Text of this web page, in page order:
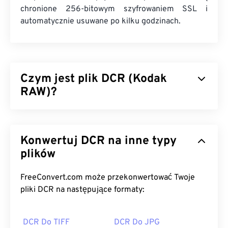
chronione 256-bitowym szyfrowaniem SSL i
automatycznie usuwane po kilku godzinach.
Czym jest plik DCR (Kodak
RAW)?
90. XX wieku, był częścią serii aparatówKodak
Digital Camera System (DCS)
Chociaż Kodak zakończył produkcję aparatów DCS
w 2005 roku, format DCR jest nadal obsługiwany
Konwertuj DCR na inne typy
plików
FreeConvert.com może przekonwertować Twoje
pliki DCR na następujące formaty:
DCR Do TIFF DCR Do JPG